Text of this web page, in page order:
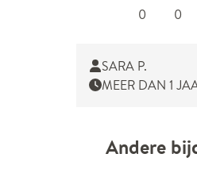
0 0
SARA P.
MEER DAN 1
Andere